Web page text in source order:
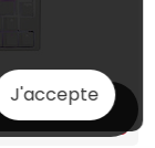
J'accepte